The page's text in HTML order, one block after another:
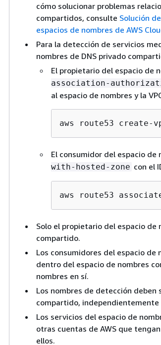
cómo solucionar problemas
compartidos, consulte Solución
espacios de nombres de AWS
Para la detección de servicios
nombres de DNS privado
El propietario del espacio de
association-
al espacio de nombres y la
aws route53 create-
El consumidor del espacio
with-hosted-zone con el
aws route53
Solo el propietario del espacio
compartido.
Los consumidores del espacio
dentro del espacio de nombres
nombres en sí.
Los nombres de detección
compartido,
Los servicios del espacio de
otras cuentas de AWS que
ellos.